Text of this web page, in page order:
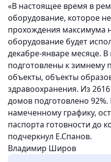
«В настоящее время в
оборудование, которое
прохождения максимума
оборудование будет
декабре-январе месяце.
подготовлены к зимнему
объекты, объекты
здравоохранения. Из
домов подготовлено 92%.
намеченному графику,
паспорта готовности до
подчеркнул Е.Спанов.
Владимир Широв